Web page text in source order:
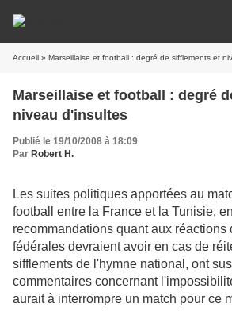
Accueil » Marseillaise et football : degré de sifflements et
Marseillaise et football : degré
niveau d'insultes
Publié le 19/10/2008 à 18:09
Par Robert H.
Les suites politiques apportées au
football entre la France et la Tunisie,
recommandations quant aux réactions
fédérales devraient avoir en cas de
sifflements de l'hymne national, ont
commentaires concernant
aurait à interrompre un match pour ce